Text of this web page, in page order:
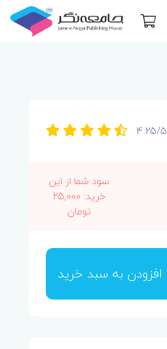
4.25/5
سود شما از این
خرید: 25,000
تومان
افزودن به سبد خرید